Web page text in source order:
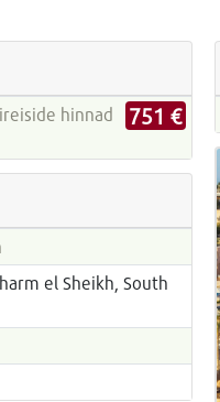
751 €
el Sheikh, South